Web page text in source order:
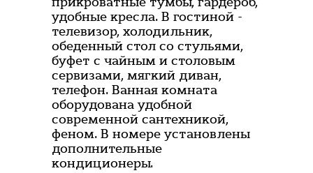
удобные кресла. В гостиной -
телевизор, холодильник,
обеденный стол со стульями,
буфет с чайным и столовым
сервизами, мягкий диван,
телефон. Ванная комната
оборудована удобной
современной сантехникой,
феном. В номере установлены
дополнительные
кондиционеры.